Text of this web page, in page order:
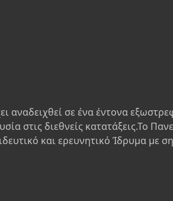
αναδειχθεί σε ένα έντονα
στις διεθνείς κατατάξεις.Το
και ερευνητικό Ίδρυμα με